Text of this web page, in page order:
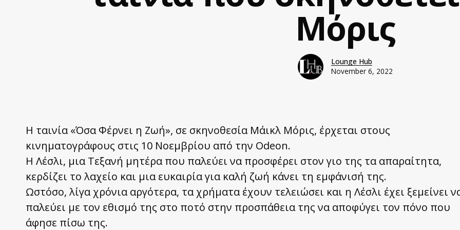
Μόρις
Lounge Hub
November 6, 2022
Η ταινία «Όσα Φέρνει η Ζωή», σε σκηνοθεσία Μάικλ Μόρις, έρχεται στους
κινηματογράφους στις 10 Νοεμβρίου από την Odeon.
Η Λέσλι, μια Τεξανή μητέρα που παλεύει να προσφέρει στον γιο της τα απαραίτητα,
κερδίζει το λαχείο και μια ευκαιρία για καλή ζωή κάνει τη εμφάνισή της.
Ωστόσο, λίγα χρόνια αργότερα, τα χρήματα έχουν τελειώσει και η Λέσλι έχει ξεμείνει
παλεύει με τον εθισμό της στο ποτό στην προσπάθεια της να αποφύγει τον πόνο που
άφησε πίσω της.